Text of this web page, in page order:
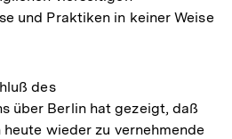
und Praktiken in keiner Weise
des
über Berlin hat gezeigt, daß
wieder zu vernehmende